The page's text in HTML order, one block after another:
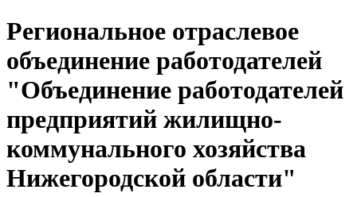
Региональное отраслевое
объединение работодателей
"Объединение работодателей
предприятий жилищно-
коммунального хозяйства
Нижегородской области"